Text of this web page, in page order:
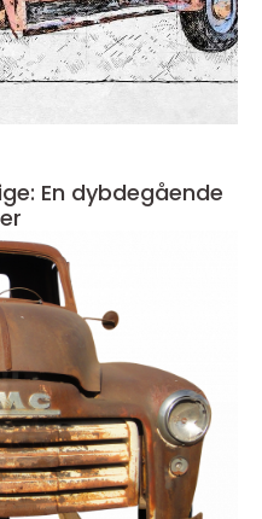
En dybdegående